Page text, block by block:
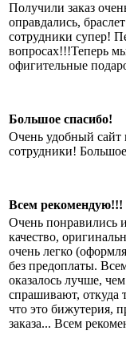
Получили заказ
оправдались,
сотрудники супер!
вопросах!!!Теперь
офигительные
Большое спасибо!
Очень удобный сайт
сотрудники!
Всем рекомендую!!!
Очень понравились
качество,
очень легко
без предоплаты.
оказалось лучше,
спрашивают, откуда
что это бижутерия,
заказа... Всем